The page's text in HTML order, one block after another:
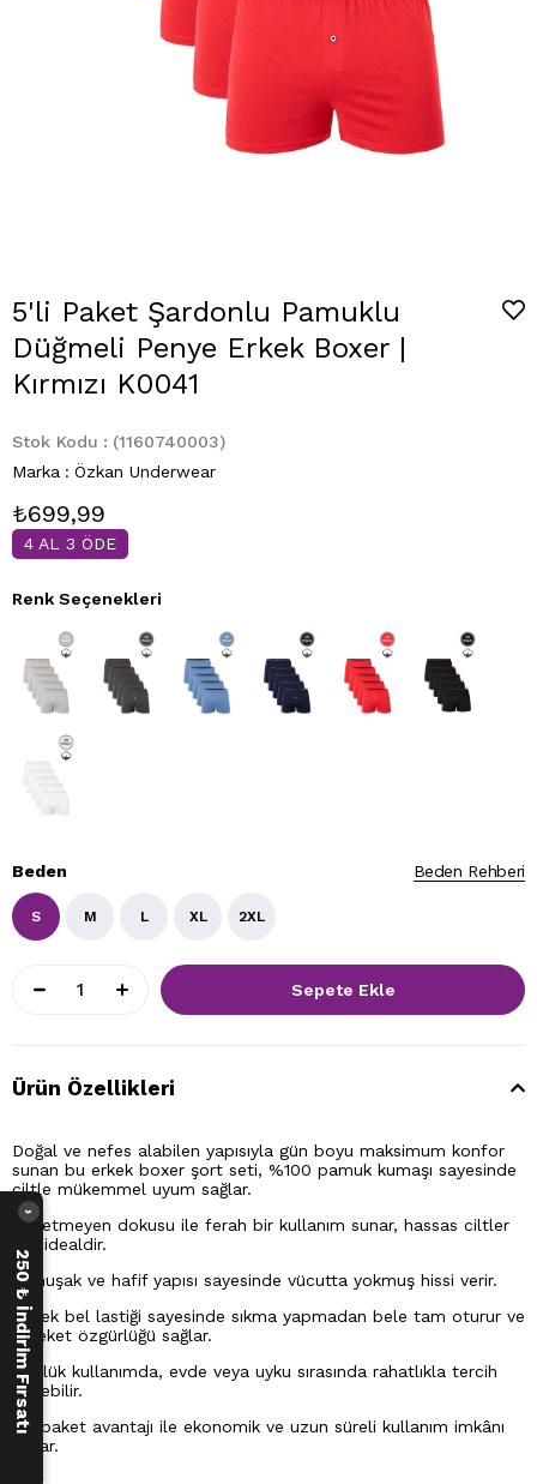
5'li Paket Şardonlu Pamuklu
Düğmeli Penye Erkek Boxer |
Kırmızı K0041
Stok Kodu
(1160740003)
Marka : Özkan Underwear
₺699,99
4 AL 3 ÖDE
Renk Seçenekleri
Beden Rehberi
Beden
S M L XL 2XL
Ürün Özellikleri
Doğal ve nefes alabilen yapısıyla gün boyu maksimum konfor
sunan bu erkek boxer şort seti, %100 pamuk kumaşı sayesinde
ciltle mükemmel uyum sağlar.
Terletmeyen dokusu ile ferah bir kullanım sunar, hassas ciltler
için idealdir.
Yumuşak ve hafif yapısı sayesinde vücutta yokmuş hissi verir.
Esnek bel lastiği sayesinde sıkma yapmadan bele tam oturur ve
hareket özgürlüğü sağlar.
Günlük kullanımda, evde veya uyku sırasında rahatlıkla tercih
edilebilir.
5’li paket avantajı ile ekonomik ve uzun süreli kullanım imkânı
sunar.
250 ₺ İndirim Fırsatı
›